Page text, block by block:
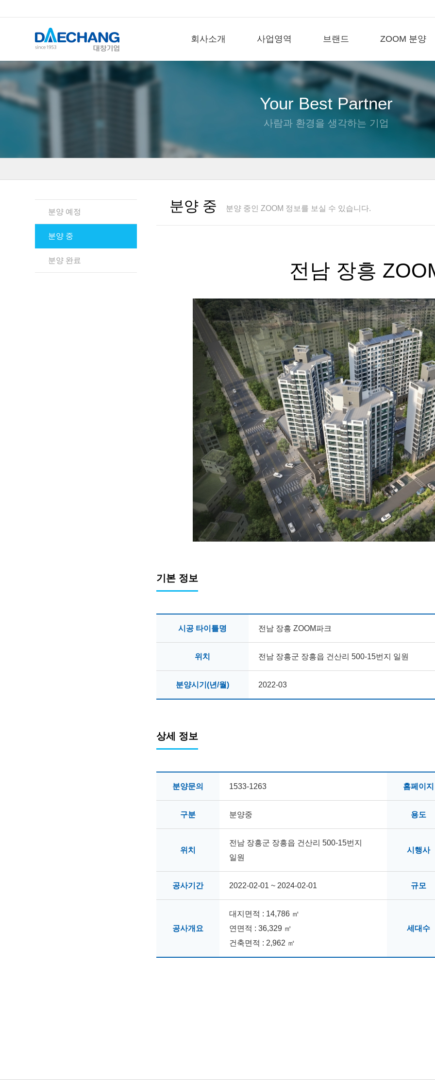
회사소개 사업영역 브랜드 ZOOM 분양
Your Best Partner
사람과 환경을 생각하는 기업
분양 예정
분양 중
분양 완료
분양 중 분양 중인 ZOOM 정보를 보실 수 있습니다.
전남 장흥
기본 정보
시공 타이틀명 전남 장흥 ZOOM파크
위치 전남 장흥군 장흥읍 건산리 500-15번지 일원
분양시기(년/월) 2022-03
상세 정보
분양문의 1533-1263 홈페이지
구분 분양중 용도
위치
전남 장흥군 장흥읍 건산리 500-15번지
일원
시행사
공사기간 2022-02-01 ~ 2024-02-01 규모
공사개요
대지면적 : 14,786 ㎡
연면적 : 36,329 ㎡
건축면적 : 2,962 ㎡
세대수